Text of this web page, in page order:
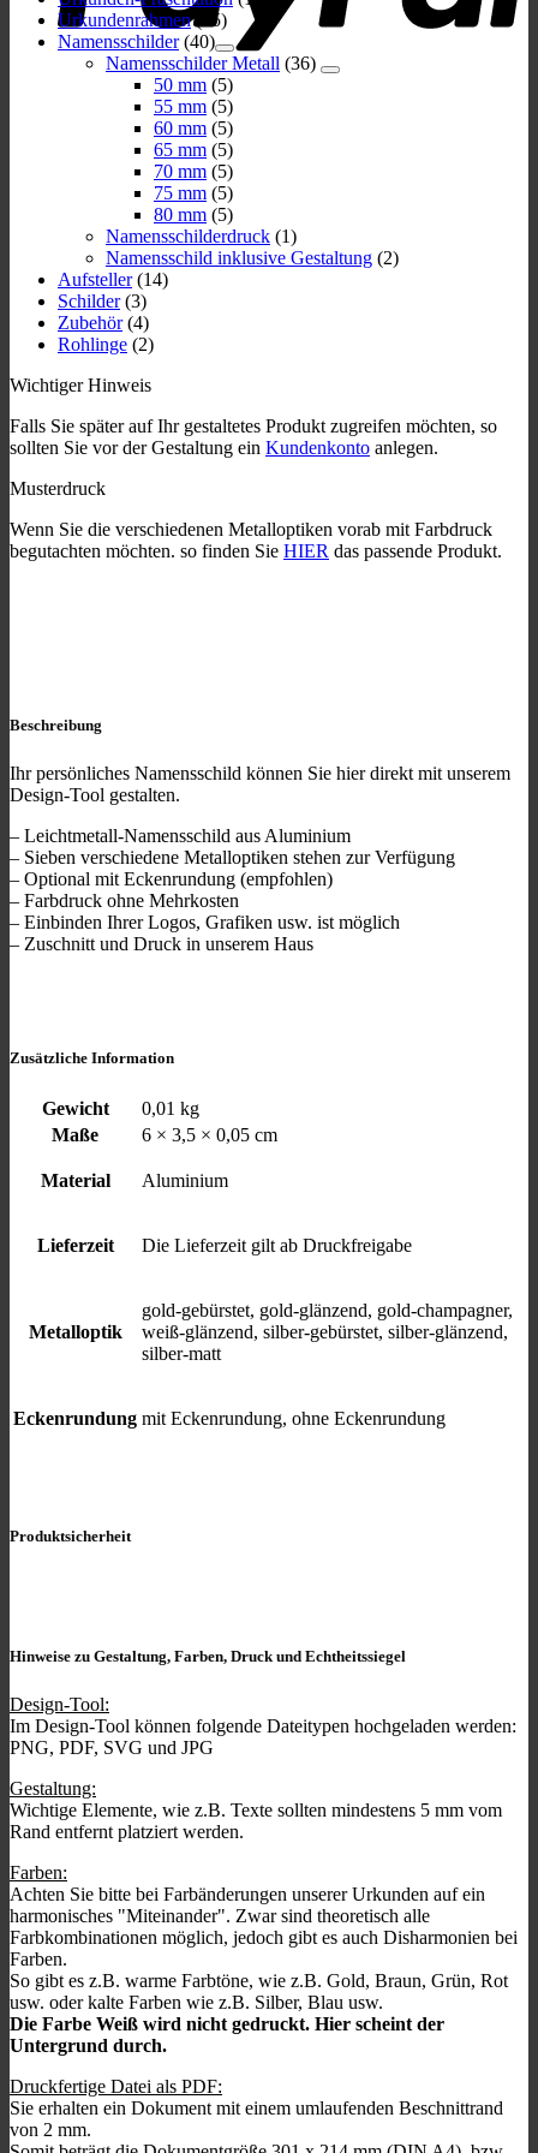
Urkundenrahmen
(15)
Namensschilder (40)
Namensschilder Metall (36)
50 mm (5)
55 mm (5)
60 mm (5)
65 mm (5)
70 mm (5)
75 mm (5)
80 mm (5)
Namensschilderdruck (1)
Namensschild inklusive Gestaltung (2)
Aufsteller (14)
Schilder (3)
Zubehör (4)
Rohlinge (2)
Wichtiger Hinweis
Falls Sie später auf Ihr gestaltetes Produkt zugreifen möchten, so
sollten Sie vor der Gestaltung ein Kundenkonto anlegen.
Musterdruck
Wenn Sie die verschiedenen Metalloptiken vorab mit Farbdruck
begutachten möchten. so finden Sie HIER das passende Produkt.
Beschreibung
Ihr persönliches Namensschild können Sie hier direkt mit unserem
Design-Tool gestalten.
– Leichtmetall-Namensschild aus Aluminium
– Sieben verschiedene Metalloptiken stehen zur Verfügung
– Optional mit Eckenrundung (empfohlen)
– Farbdruck ohne Mehrkosten
– Einbinden Ihrer Logos, Grafiken usw. ist möglich
– Zuschnitt und Druck in unserem Haus
Zusätzliche Information
Gewicht
0,01 kg
Maße
6 × 3,5 × 0,05 cm
Material Aluminium
Lieferzeit Die Lieferzeit gilt ab Druckfreigabe
Metalloptik
gold-gebürstet, gold-glänzend, gold-champagner,
weiß-glänzend, silber-gebürstet, silber-glänzend,
silber-matt
Eckenrundung mit Eckenrundung, ohne Eckenrundung
Produktsicherheit
Hinweise zu Gestaltung, Farben, Druck und Echtheitssiegel
Design-Tool:
Im Design-Tool können folgende Dateitypen hochgeladen werden:
PNG, PDF, SVG und JPG
Gestaltung:
Wichtige Elemente, wie z.B. Texte sollten mindestens 5 mm vom
Rand entfernt platziert werden.
Farben:
Achten Sie bitte bei Farbänderungen unserer Urkunden auf ein
harmonisches "Miteinander". Zwar sind theoretisch alle
Farbkombinationen möglich, jedoch gibt es auch Disharmonien bei
Farben.
So gibt es z.B. warme Farbtöne, wie z.B. Gold, Braun, Grün, Rot
usw. oder kalte Farben wie z.B. Silber, Blau usw.
Die Farbe Weiß wird nicht gedruckt. Hier scheint der
Untergrund durch.
Druckfertige Datei als PDF:
Sie erhalten ein Dokument mit einem umlaufenden Beschnittrand
von 2 mm.